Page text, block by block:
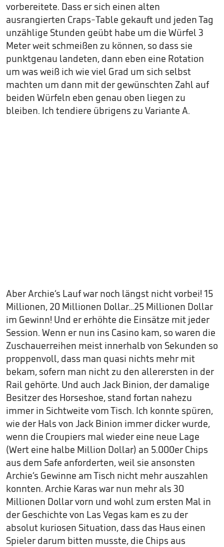
vorbereitete. Dass er sich einen alten
ausrangierten Craps-Table gekauft und jeden Tag
unzählige Stunden geübt habe um die Würfel 3
Meter weit schmeißen zu können, so dass sie
punktgenau landeten, dann eben eine Rotation
um was weiß ich wie viel Grad um sich selbst
machten um dann mit der gewünschten Zahl auf
beiden Würfeln eben genau oben liegen zu
bleiben. Ich tendiere übrigens zu Variante A.
Aber Archie‘s Lauf war noch längst nicht vorbei! 15
Millionen, 20 Millionen Dollar…25 Millionen Dollar
im Gewinn! Und er erhöhte die Einsätze mit jeder
Session. Wenn er nun ins Casino kam, so waren die
Zuschauerreihen meist innerhalb von Sekunden so
proppenvoll, dass man quasi nichts mehr mit
bekam, sofern man nicht zu den allerersten in der
Rail gehörte. Und auch Jack Binion, der damalige
Besitzer des Horseshoe, stand fortan nahezu
immer in Sichtweite vom Tisch. Ich konnte spüren,
wie der Hals von Jack Binion immer dicker wurde,
wenn die Croupiers mal wieder eine neue Lage
(Wert eine halbe Million Dollar) an 5.000er Chips
aus dem Safe anforderten, weil sie ansonsten
Archie‘s Gewinne am Tisch nicht mehr auszahlen
konnten. Archie Karas war nun mehr als 30
Millionen Dollar vorn und wohl zum ersten Mal in
der Geschichte von Las Vegas kam es zu der
absolut kuriosen Situation, dass das Haus einen
Spieler darum bitten musste, die Chips aus